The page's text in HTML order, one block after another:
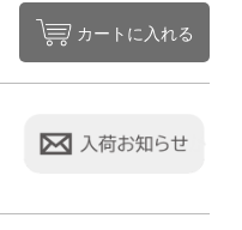
カートに入れる